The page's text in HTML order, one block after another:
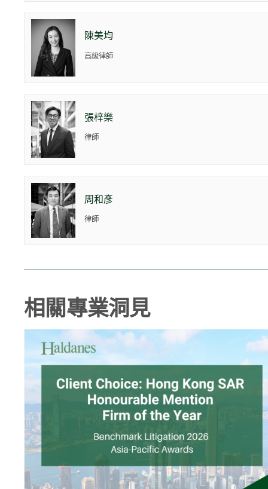
陳美均
高級律師
張梓樂
律師
周和彥
律師
相關專業洞見